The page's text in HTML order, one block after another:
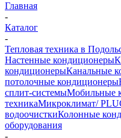
Главная
-
Каталог
-
Тепловая техника в
Настенные кондиционеры
кондиционерыКанальные
потолочные кондиционеры
сплит-системыМобильные
техникаМикроклимат/
водоочисткиКолонные
оборудования
-